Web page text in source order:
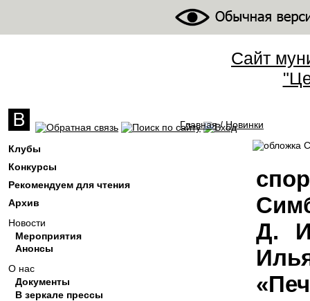
Сайт
Главная / Новинки
Клубы
Конкурсы
Рекомендуем для чтения
Архив
Новости
Мероприятия
Анонсы
О нас
Документы
В зеркале прессы
Д.